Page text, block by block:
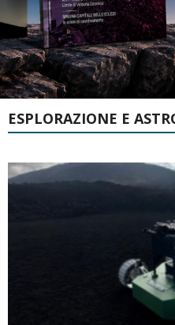
ESPLORAZIONE E